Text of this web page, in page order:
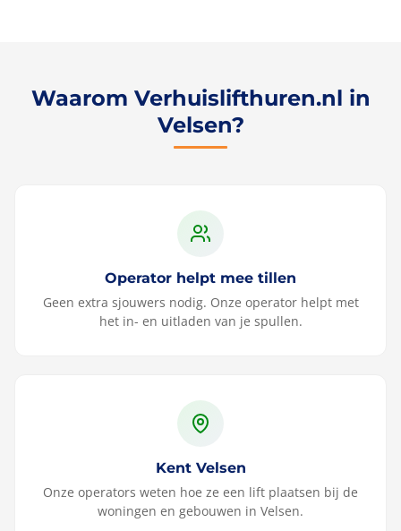
Waarom Verhuislifthuren.nl in
Velsen?
Operator helpt mee tillen
Geen extra sjouwers nodig. Onze operator helpt met
het in- en uitladen van je spullen.
Kent Velsen
Onze operators weten hoe ze een lift plaatsen bij de
woningen en gebouwen in Velsen.